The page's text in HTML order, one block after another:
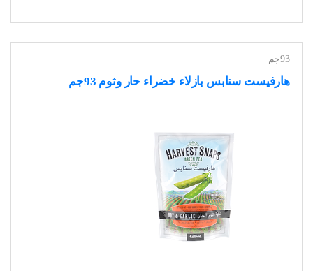
93جم
هارفيست سنابس بازلاء خضراء حار وثوم 93جم